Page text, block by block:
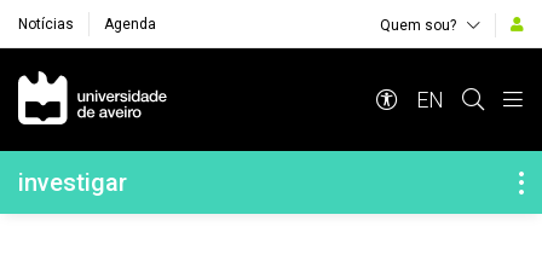
Notícias Agenda Quem sou?
Navegação Principal
EN
Navegação Lateral
investigar